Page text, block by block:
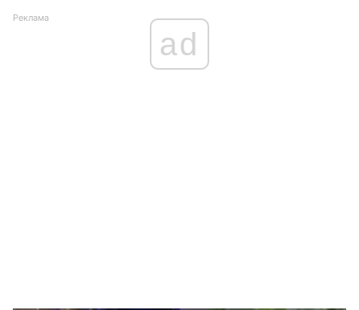
Реклама
ad